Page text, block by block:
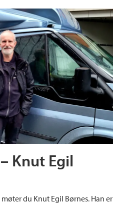
Knut Egil
du Knut Egil Børnes. Han er